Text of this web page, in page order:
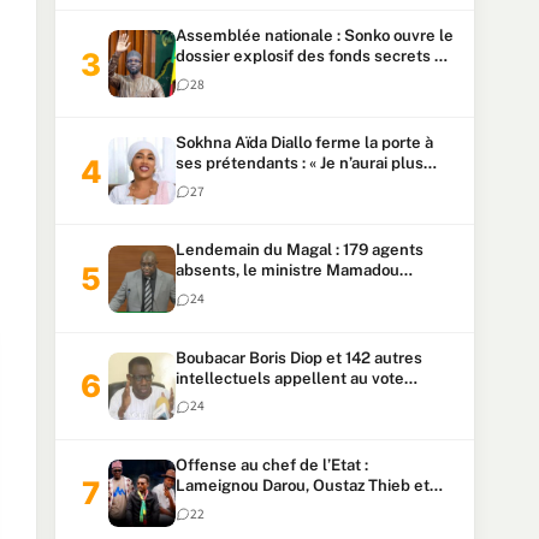
Assemblée nationale : Sonko ouvre le
dossier explosif des fonds secrets et
du patrimoine présidentiel
28
Sokhna Aïda Diallo ferme la porte à
ses prétendants : « Je n’aurai plus
jamais un autre mari »
27
Lendemain du Magal : 179 agents
absents, le ministre Mamadou
Lamine Dianté exige des explications
24
Boubacar Boris Diop et 142 autres
intellectuels appellent au vote
urgent de la révision
constitutionnelle
24
Offense au chef de l’Etat :
Lameignou Darou, Oustaz Thieb et
Ndiaye Touba lourdement
condamnés
22